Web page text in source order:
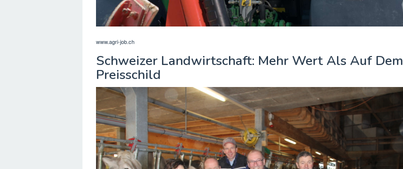
www.agri-job.ch
Schweizer Landwirtschaft: Mehr Wert Als Auf Dem
Preisschild